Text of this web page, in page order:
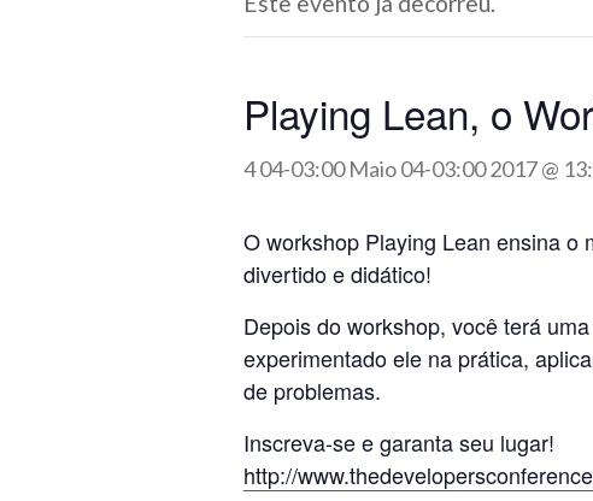
Playing Lean, o
4 04-03:00 Maio 04-03:00 2017 @
O workshop Playing Lean ensina o
divertido e didático!
Depois do workshop, você terá
experimentado ele na prática,
de problemas.
Inscreva-se e garanta seu lugar!
http://www.thedevelopersconference